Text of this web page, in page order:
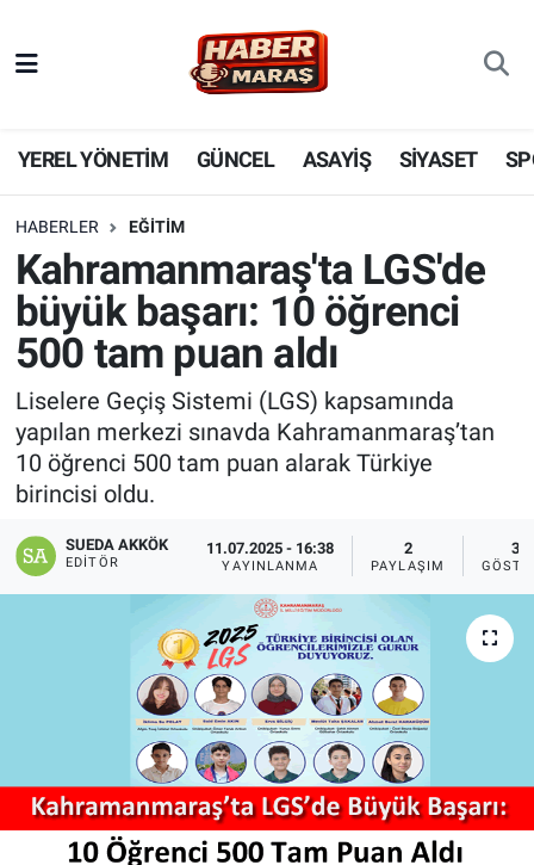
YEREL YÖNETİM GÜNCEL ASAYİŞ SİYASET
HABERLER EĞİTİM
Kahramanmaraş'ta LGS'de
büyük başarı: 10 öğrenci
500 tam puan aldı
Liselere Geçiş Sistemi (LGS) kapsamında
yapılan merkezi sınavda Kahramanmaraş’tan
10 öğrenci 500 tam puan alarak Türkiye
birincisi oldu.
SUEDA AKKÖK
EDITÖR
11.07.2025 - 16:38
YAYINLANMA
2
PAYLAŞIM
38
YEREL YÖNETİM
GÜNCEL
BİLİM VE TEKNOLOJİ
KADIN AİLE
SPOR
DÜNYA
EKONOMİ
EĞİTİM
ASAYİŞ
MAGAZİN
Nöbetçi Eczaneler
Hava Durumu
Trafik Durumu
Süper Lig Puan Durumu ve Fikstür
Tüm Manşetler
Son Dakika Haberleri
Haber Arşivi